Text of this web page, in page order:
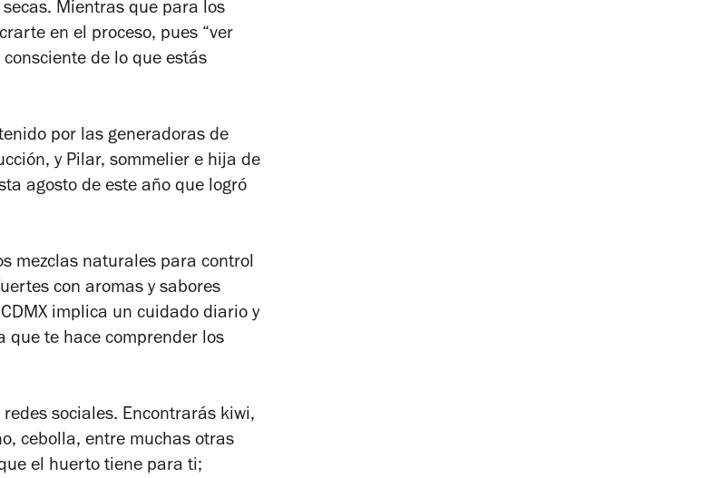
Mientras que para los
en el proceso, pues “ver
de lo que estás
por las generadoras de
y Pilar, sommelier e hija de
agosto de este año que logró
mezclas naturales para control
con aromas y sabores
implica un cuidado diario y
que te hace comprender los
sociales. Encontrarás kiwi,
cebolla, entre muchas otras
el huerto tiene para ti;